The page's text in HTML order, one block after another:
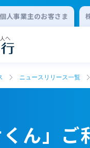
人事業主のお客さま
ニュースリリース一覧
くん」